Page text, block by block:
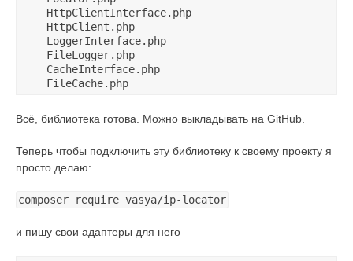
    HttpClientInterface.php
    HttpClient.php
    LoggerInterface.php
    FileLogger.php
    CacheInterface.php
Всё, библиотека готова. Можно выкладывать на GitHub.
Теперь чтобы подключить эту библиотеку к своему проекту я
просто делаю:
composer require vasya/ip-locator
и пишу свои адаптеры для него